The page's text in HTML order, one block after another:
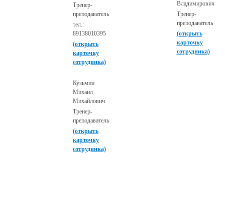
Тренер-
преподаватель
тел.:
89138010395
(открыть
карточку
сотрудника)
Владимирович
Тренер-
преподаватель
(открыть
карточку
сотрудника)
Кузьмин
Михаил
Михайлович
Тренер-
преподаватель
(открыть
карточку
сотрудника)